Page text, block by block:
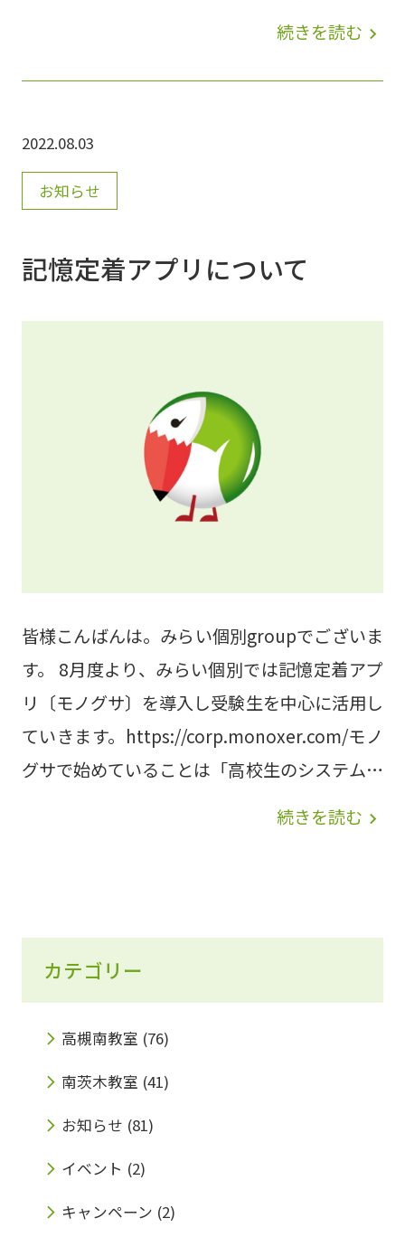
程度のレベルです。本当におめでとうございま
たちは、すでに4級合格に向けて、勉強を始め
ています。 当教室でも、1次・2次対策を引き
方は、ぜひ、教室までお問い合わせください。
続きを読む navigate_next
2022.08.03
お知らせ
記憶定着アプリについて
皆様こんばんは。みらい個別groupでございま
す。 8月度より、みらい個別では記憶定着アプ
リ〔モノグサ〕を導入し受験生を中心に活用し
ていきます。https://corp.monoxer.com/モノ
グサで始めていることは「高校生のシステム英
単語」や「高校入試用の地理歴史」そして、大
サ」を導入していない教室もございます。
続きを読む navigate_next
カテゴリー
高槻南教室 (76)
南茨木教室 (41)
お知らせ (81)
イベント (2)
キャンペーン (2)